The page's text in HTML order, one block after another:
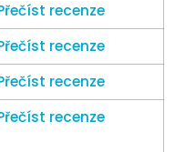
recenze
recenze
recenze
recenze